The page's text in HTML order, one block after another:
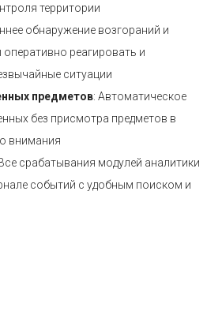
территории
обнаружение возгораний и
реагировать и
ситуации
предметов: Автоматическое
без присмотра предметов в
внимания
срабатывания модулей аналитики
событий с удобным поиском и